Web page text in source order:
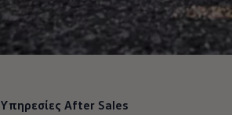
Υπηρεσίες After Sales